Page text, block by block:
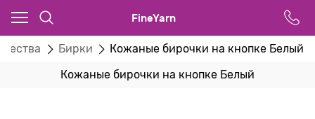
FineYarn
Бирки Кожаные бирочки на кнопке Белый
Кожаные бирочки на кнопке Белый